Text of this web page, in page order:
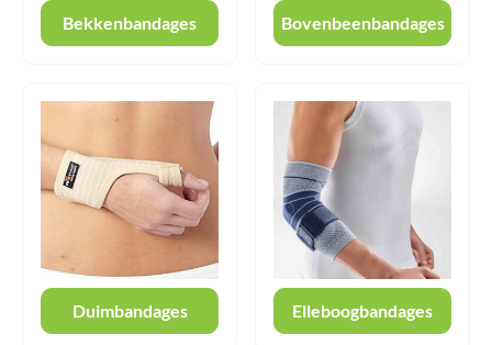
Bekkenbandages Bovenbeenbandages
Duimbandages Elleboogbandages